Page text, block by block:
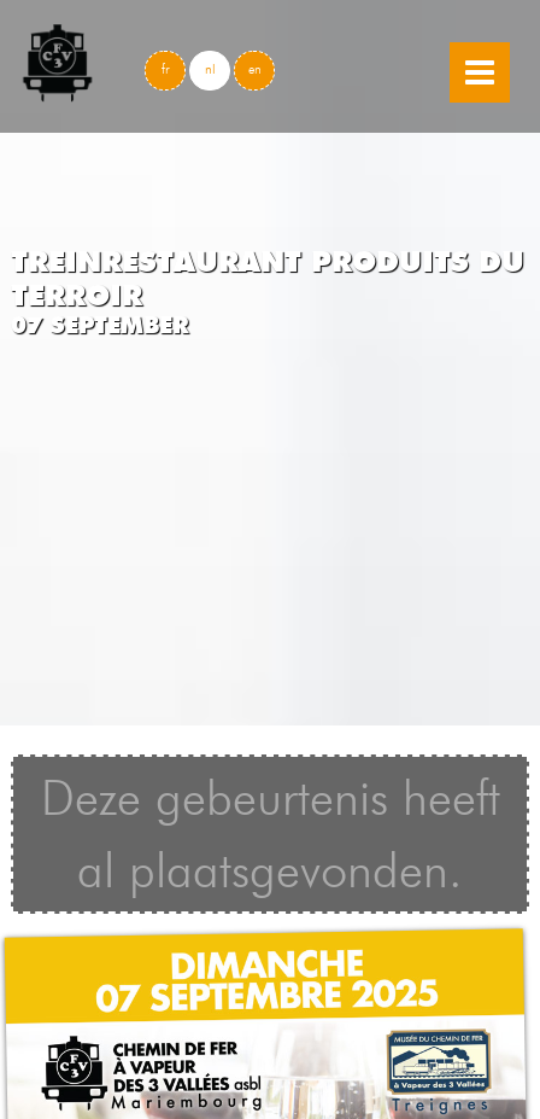
skip to content
fr nl en
TREINRESTAURANT PRODUITS DU
TERROIR
07 SEPTEMBER
Deze gebeurtenis heeft
al plaatsgevonden.